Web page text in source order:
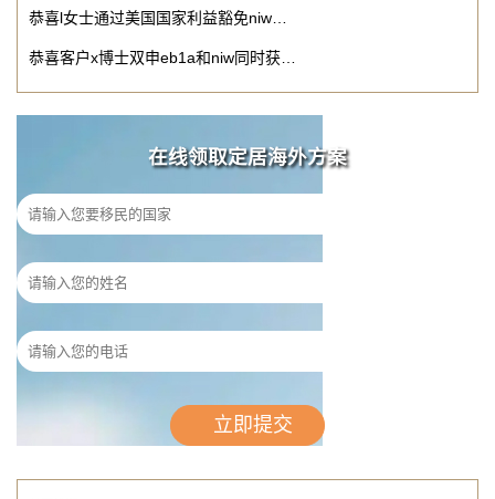
恭喜l女士通过美国国家利益豁免niw…
恭喜客户x博士双申eb1a和niw同时获…
在线领取定居海外方案